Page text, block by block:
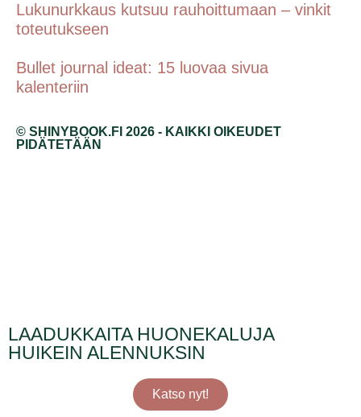
Lukunurkkaus kutsuu rauhoittumaan – vinkit
toteutukseen
Bullet journal ideat: 15 luovaa sivua
kalenteriin
© SHINYBOOK.FI 2026 - KAIKKI OIKEUDET
PIDÄTETÄÄN
LAADUKKAITA HUONEKALUJA
HUIKEIN ALENNUKSIN
Katso nyt!